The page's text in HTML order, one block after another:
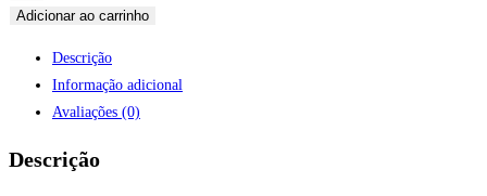
Adicionar ao carrinho
Descrição
Informação adicional
Avaliações (0)
Descrição